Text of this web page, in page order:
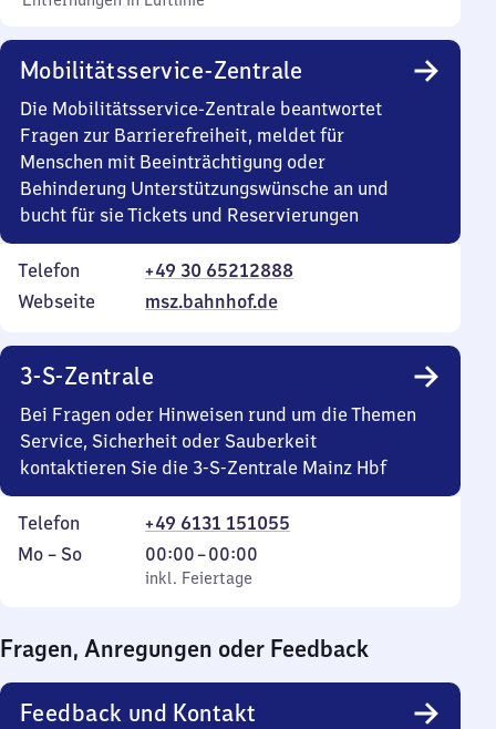
Mobilitätsservice-Zentrale
Die Mobilitätsservice-Zentrale beantwortet
Fragen zur Barrierefreiheit, meldet für
Menschen mit Beeinträchtigung oder
Behinderung Unterstützungswünsche an und
bucht für sie Tickets und Reservierungen
Telefon
+49 30 65212888
Webseite
msz.bahnhof.de
3-S-Zentrale
Bei Fragen oder Hinweisen rund um die Themen
Service, Sicherheit oder Sauberkeit
kontaktieren Sie die 3-S-Zentrale Mainz Hbf
Telefon
+49 6131 151055
Montag
Mo – So,
inkl. Feiertage
00:00–00:00
Von
0
0
Uhr
inkl. Feiertage
Fragen, Anregungen oder Feedback
Feedback und Kontakt